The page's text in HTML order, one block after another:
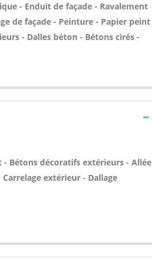
- Enduit de façade - Ravalement
de façade - Peinture - Papier peint
- Dalles béton - Bétons cirés -
- Bétons décoratifs extérieurs - Allée
extérieur - Dallage